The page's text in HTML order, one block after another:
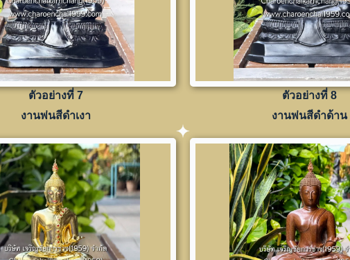
ตัวอย่างที่ 7
งานพ่นสีดำเงา
ตัวอย่างที่ 8
งานพ่นสีดำด้าน